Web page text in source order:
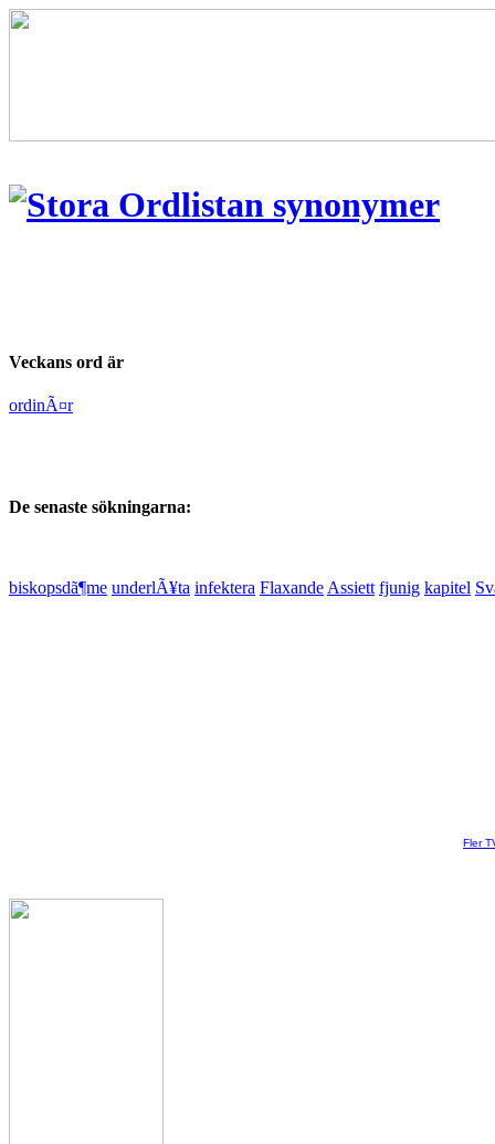
Veckans ord är
ordinÃ¤r
De senaste sökningarna:
biskopsdã¶me underlÃ¥ta infektera Flaxande Assiett fjunig kapitel
Fler